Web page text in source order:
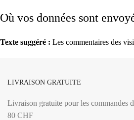
Où vos données sont
Texte suggéré : Les commentaires des
LIVRAISON GRATUITE
Livraison gratuite pour les commandes
80 CHF